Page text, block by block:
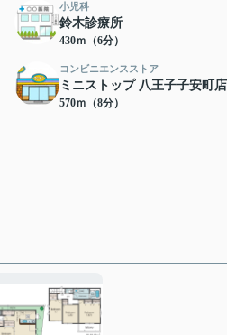
小児科
鈴木診療所
430ｍ（6分）
コンビニエンスストア
ミニストップ 八王子子安町店
570ｍ（8分）